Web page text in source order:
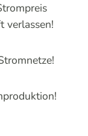
verlassen!